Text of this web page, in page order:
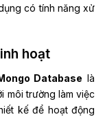
có tính năng xử
hoạt
Database là
môi trường làm việc
kế để hoạt động